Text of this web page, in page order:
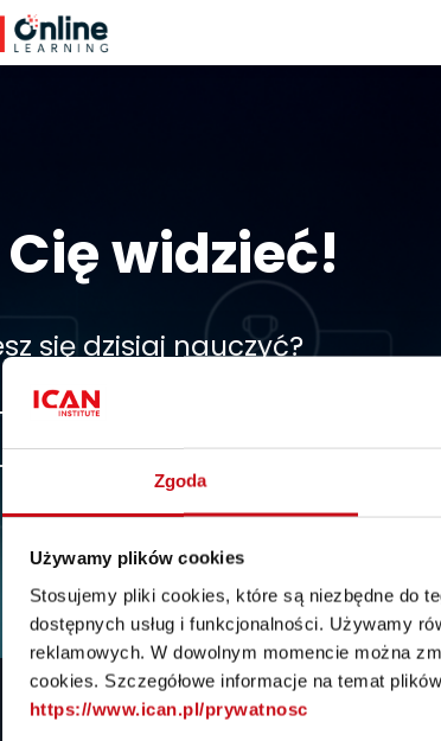
Zgoda
Używamy plików cookies
Stosujemy pliki cookies, które są niezbędne do
dostępnych usług i funkcjonalności. Używamy
reklamowych. W dowolnym momencie można
cookies. Szczegółowe informacje na temat
https://www.ican.pl/prywatnosc
Cię widzieć!
się dzisiaj nauczyć?
0